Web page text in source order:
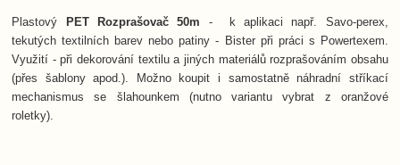
Plastový PET Rozprašovač 50m - k aplikaci např. Savo-perex,
tekutých textilních barev nebo patiny - Bister při práci s Powertexem.
Využití - při dekorování textilu a jiných materiálů rozprašováním obsahu
(přes šablony apod.). Možno koupit i samostatně náhradní stříkací
mechanismus se šlahounkem (nutno variantu vybrat z oranžové
roletky).